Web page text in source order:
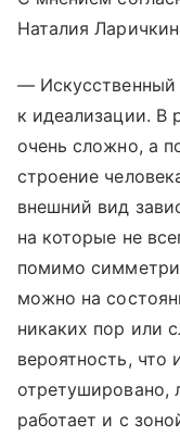
Наталия
— Искусственный
к идеализации. В
очень сложно, а
строение
внешний вид
на которые не
помимо
можно на
никаких пор или
вероятность,
отретушировано,
работает и с